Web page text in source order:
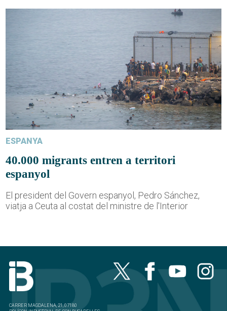
ESPANYA
40.000 migrants entren a territori
espanyol
El president del Govern espanyol, Pedro Sánchez,
viatja a Ceuta al costat del ministre de l'Interior
CARRER MAGDALENA, 21, 07180